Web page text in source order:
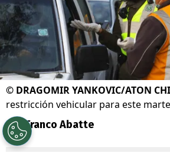
© DRAGOMIR YANKOVIC/ATON
restricción vehicular para este
Por Franco Abatte